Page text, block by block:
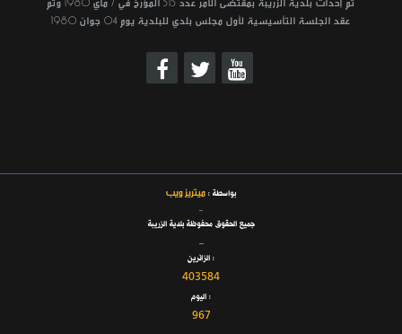
عقد الجلسة التأسيسية لأول مجلس بلدي للبلدية يوم 04 جوان 1980
بواسطة :ميتريز ويب
_
جميع الحقوق محفوظة بلدية الزريبة
_
الزائرين :
403584
اليوم :
967